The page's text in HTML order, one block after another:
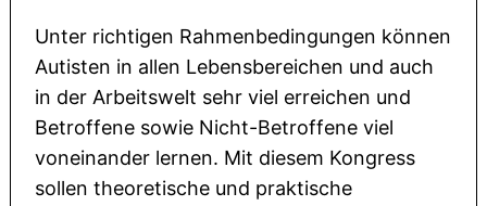
Unter richtigen Rahmenbedingungen können
Autisten in allen Lebensbereichen und auch
in der Arbeitswelt sehr viel erreichen und
Betroffene sowie Nicht-Betroffene viel
voneinander lernen. Mit diesem Kongress
sollen theoretische und praktische